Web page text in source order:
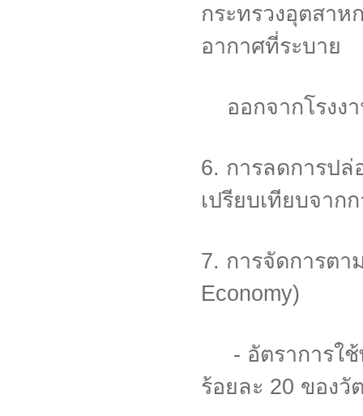
กระทรวงอุตสาห
อากาศที่ระบาย
ออกจากโรงง
6. การลดการปล่
เปรียบเทียบจาก
7. การจัดการตา
Economy)
- อัตราการใช้
ร้อยละ 20 ของ